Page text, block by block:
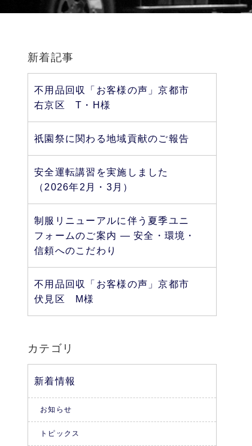
新着記事
不用品回収「お客様の声」京都市
右京区 T・H様
祇園祭に関わる地域貢献のご報告
安全運転講習を実施しました
（2026年2月・3月）
制服リニューアルに伴う夏季ユニ
フォームのご案内 ― 安全・環境・
信頼へのこだわり
不用品回収「お客様の声」京都市
伏見区 M様
カテゴリ
新着情報
お知らせ
トピックス